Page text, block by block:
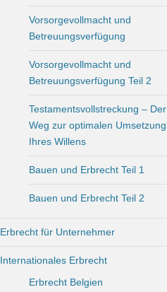
Vorsorgevollmacht und
Betreuungsverfügung
Vorsorgevollmacht und
Betreuungsverfügung Teil 2
Testamentsvollstreckung – Der
Weg zur optimalen Umsetzung
Ihres Willens
Bauen und Erbrecht Teil 1
Bauen und Erbrecht Teil 2
Erbrecht für Unternehmer
Internationales Erbrecht
Erbrecht Belgien